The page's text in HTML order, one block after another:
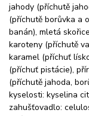
jahody (příchutě
(příchutě borůvka a
banán), mletá
karoteny (příchutě
karamel (příchuť
(příchuť pistácie),
(příchutě jahoda,
kyselosti: kyselina
zahušťovadlo: